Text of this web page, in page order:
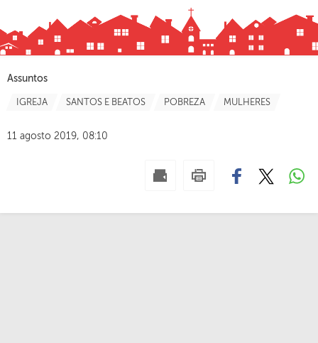
Assuntos
IGREJA SANTOS E BEATOS POBREZA MULHERES
11 agosto 2019, 08:10